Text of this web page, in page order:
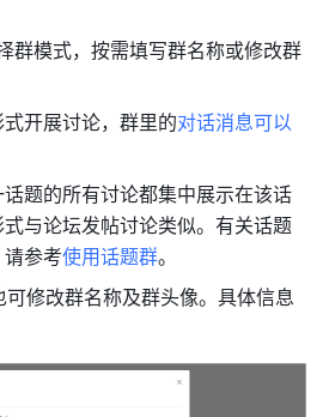
群模式，按需填写群名称或修改群
开展讨论，群里的对话消息可以
题的所有讨论都集中展示在该话
与论坛发帖讨论类似。有关话题
参考使用话题群。
可修改群名称及群头像。具体信息